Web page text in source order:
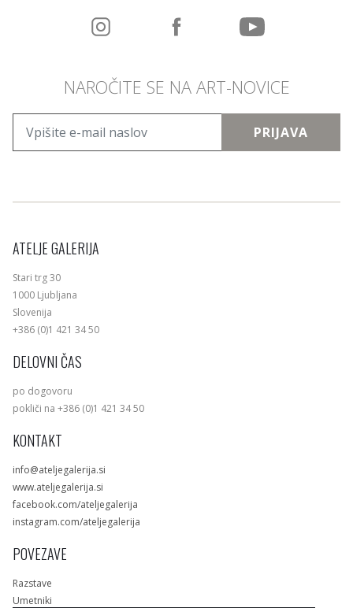
NAROČITE SE NA ART-NOVICE
PRIJAVA
ATELJE GALERIJA
Stari trg 30
1000 Ljubljana
Slovenija
+386 (0)1 421 34 50
DELOVNI ČAS
po dogovoru
pokliči na +386 (0)1 421 34 50
KONTAKT
info@ateljegalerija.si
www.ateljegalerija.si
facebook.com/ateljegalerija
instagram.com/ateljegalerija
POVEZAVE
Razstave
Umetniki